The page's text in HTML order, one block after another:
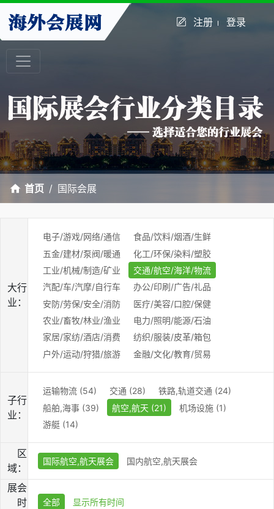
注册 登录
首页 国际会展
大行
业：
电子/游戏/网络/通信
食品/饮料/烟酒/生鲜
五金/建材/泵阀/暖通
化工/环保/染料/塑胶
工业/机械/制造/矿业
交通/航空/海洋/物流
汽配/车/汽摩/自行车
办公/印刷/广告/礼品
安防/劳保/安全/消防
医疗/美容/口腔/保健
农业/畜牧/林业/渔业
电力/照明/能源/石油
家居/家纺/酒店/消费
纺织/服装/皮革/箱包
户外/运动/狩猎/旅游
金融/文化/教育/贸易
子行
业：
运输物流 (54) 交通 (28)
铁路,轨道交通 (24)
船舶,海事 (39)
航空,航天 (21)
机场设施 (1)
游艇 (14)
区
域：
国际航空,航天展会 国内航空,航天展会
展会
时
全部 显示所有时间